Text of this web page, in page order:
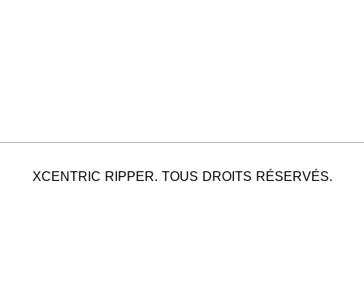
XCENTRIC RIPPER. TOUS DROITS RÉSERVÉS.